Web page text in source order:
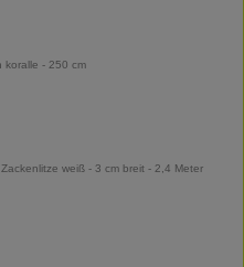
koralle - 250 cm
weiß - 3 cm breit - 2,4 Meter